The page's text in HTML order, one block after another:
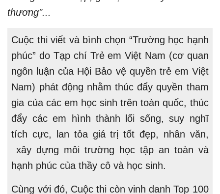
thương"...
Cuộc thi viết và bình chọn “Trường học hạnh
phúc” do Tạp chí Trẻ em Việt Nam (cơ quan
ngôn luận của Hội Bảo vệ quyền trẻ em Việt
Nam) phát động nhằm thúc đẩy quyền tham
gia của các em học sinh trên toàn quốc, thúc
đẩy các em hình thành lối sống, suy nghĩ
tích cực, lan tỏa giá trị tốt đẹp, nhân văn,
xây dựng môi trường học tập an toàn và
hạnh phúc của thầy cô và học sinh.
Cùng với đó, Cuộc thi còn vinh danh Top 100